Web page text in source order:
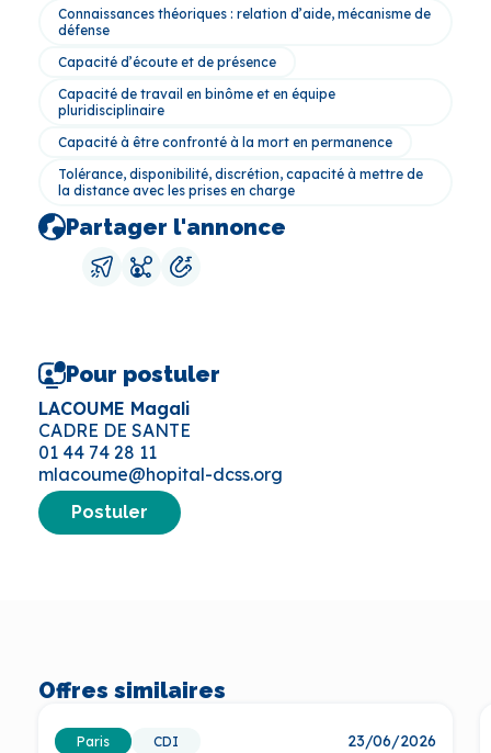
Connaissances théoriques : relation d’aide, mécanisme de
défense
Capacité d’écoute et de présence
Capacité de travail en binôme et en équipe
pluridisciplinaire
Capacité à être confronté à la mort en permanence
Tolérance, disponibilité, discrétion, capacité à mettre de
la distance avec les prises en charge
Partager l'annonce
Pour postuler
LACOUME Magali
CADRE DE SANTE
01 44 74 28 11
mlacoume@hopital-dcss.org
Postuler
Offres similaires
Paris CDI 23/06/2026